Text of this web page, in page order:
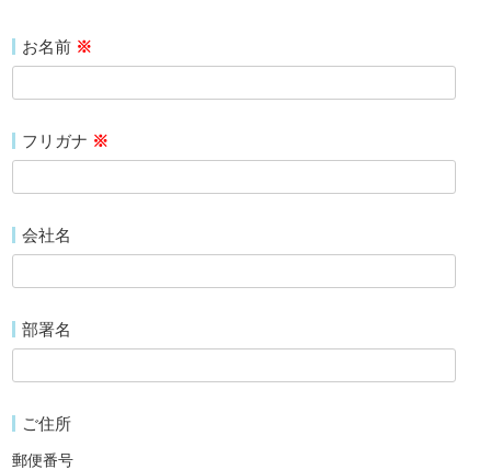
お名前 ※
フリガナ ※
会社名
部署名
ご住所
郵便番号